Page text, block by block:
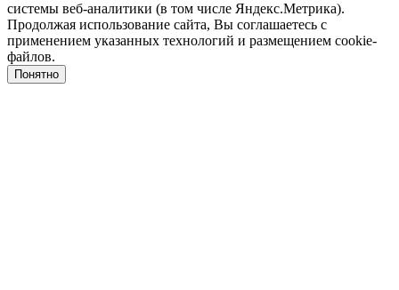
системы веб-аналитики (в том числе Яндекс.Метрика).
Продолжая использование сайта, Вы соглашаетесь с
применением указанных технологий и размещением cookie-
файлов.
Понятно